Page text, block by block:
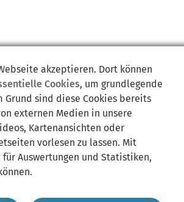
akzeptieren. Dort können
Cookies, um grundlegende
sind diese Cookies bereits
externen Medien in unsere
Kartenansichten oder
vorlesen zu lassen. Mit
Auswertungen und Statistiken,